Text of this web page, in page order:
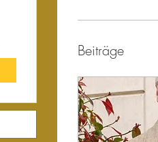
Beiträge